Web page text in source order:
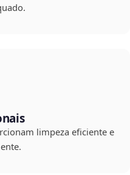
limpeza eficiente e